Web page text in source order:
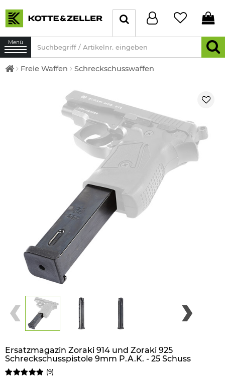
Menü
Freie Waffen Schreckschusswaffen
Ersatzmagazin Zoraki 914 und Zoraki 925
Schreckschusspistole 9mm P.A.K. - 25 Schuss
(9)